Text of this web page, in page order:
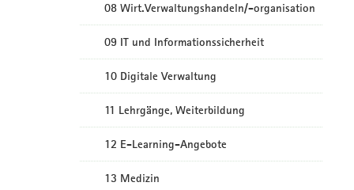
08 Wirt.Verwaltungshandeln/-organisation
09 IT und Informationssicherheit
10 Digitale Verwaltung
11 Lehrgänge, Weiterbildung
12 E-Learning-Angebote
13 Medizin